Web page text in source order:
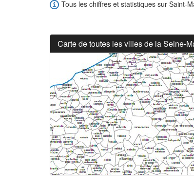
Tous les chiffres et statistiques sur Saint-
Carte de toutes les villes de la Seine-